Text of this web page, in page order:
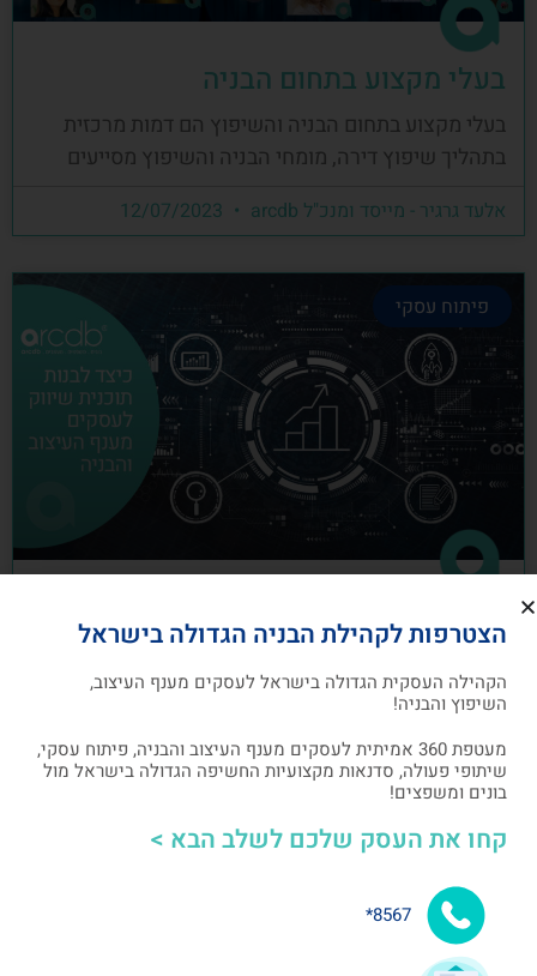
בעלי מקצוע בתחום הבניה
בעלי מקצוע בתחום הבניה והשיפוץ הם דמות מרכזית
בתהליך שיפוץ דירה, מומחי הבניה והשיפוץ מסייעים
אלעד גרגיר - מייסד ומנכ"ל arcdb
פיתוח עסקי
כיצד לבנות תוכנית שיווק לעסקים מענף
העיצוב והבניה
תוכנית שיווק הנה תוכנית כתובה, המהווה מפת דרכים
אלעד גרגיר - מייסד ומנכ"ל arcdb 05/07/2023
הצטרפות לקהילת הבניה הגדולה בישראל
הקהילה העסקית הגדולה בישראל לעסקים מענף העיצוב,
השיפוץ והבניה!
מעטפת 360 אמיתית לעסקים מענף העיצוב והבניה, פיתוח עסקי,
שיתופי פעולה, סדנאות מקצועיות החשיפה הגדולה בישראל מול
בונים ומשפצים!
קחו את העסק שלכם לשלב הבא >
8567*